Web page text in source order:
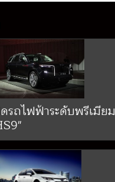
รถไฟฟ้าระดับพรีเมียม